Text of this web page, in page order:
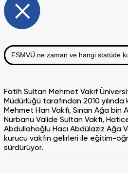
FSMVÜ ne zaman ve hangi statüde
Fatih Sultan Mehmet Vakıf
Müdürlüğü tarafından 2010
Mehmet Han Vakfı, Sinan Ağa bin
Nurbanu Valide Sultan Vakfı,
Abdullahoğlu Hacı Abdülaziz Ağa
kurucu vakfın gelirleri ile eğitim-
sürdürüyor.